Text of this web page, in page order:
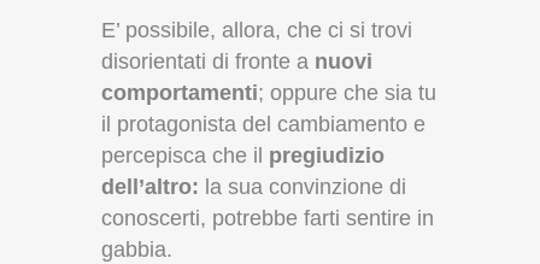
E’ possibile, allora, che ci si trovi
disorientati di fronte a nuovi
comportamenti; oppure che sia tu
il protagonista del cambiamento e
percepisca che il pregiudizio
dell’altro: la sua convinzione di
conoscerti, potrebbe farti sentire in
gabbia.